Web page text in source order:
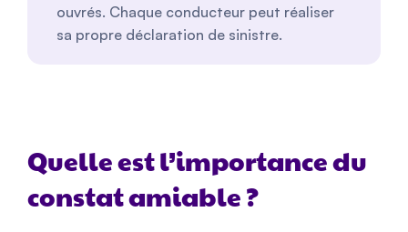
ouvrés. Chaque conducteur peut réaliser
sa propre déclaration de sinistre.
Quelle est l’importance du
constat amiable ?